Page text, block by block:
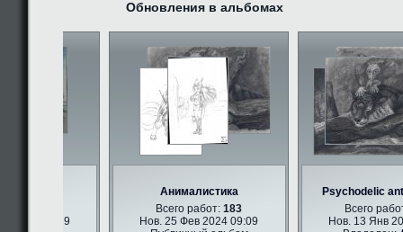
Обновления в альбомах
Анималистика
Всего работ:183
Нов. 25 Фев 2024 09:09
Psychodelic
Всего работ:
Нов. 13 Янв